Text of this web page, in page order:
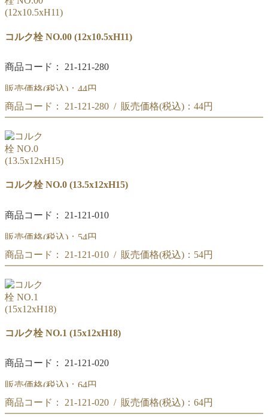
コルク栓 NO.00 (12x10.5xH11)
商品コード： 21-121-280
販売価格(税込)： 44円
コルク栓 NO.00
商品コード： 21-121-280 / 販売価格(税込)： 44円
コルク栓 NO.00
(12x10.5xH11)
コルク栓 NO.0 (13.5x12xH15)
商品コード： 21-121-010
販売価格(税込)： 54円
コルク栓 NO.0
商品コード： 21-121-010 / 販売価格(税込)： 54円
コルク栓 NO.0
(13.5x12xH15)
コルク栓 NO.1 (15x12xH18)
商品コード： 21-121-020
販売価格(税込)： 64円
コルク栓 NO.1
商品コード： 21-121-020 / 販売価格(税込)： 64円